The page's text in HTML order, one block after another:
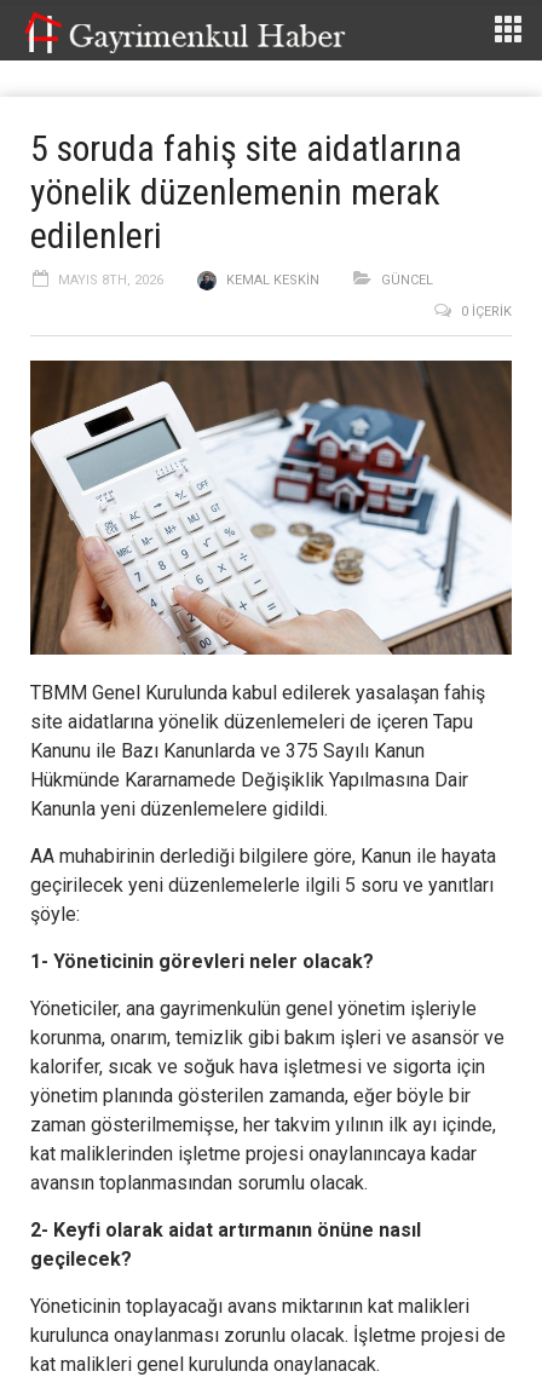
5 soruda fahiş site aidatlarına
yönelik düzenlemenin merak
edilenleri
MAYIS 8TH, 2026 KEMAL KESKIN
GÜNCEL
0 İÇERIK
TBMM Genel Kurulunda kabul edilerek yasalaşan fahiş
site aidatlarına yönelik düzenlemeleri de içeren Tapu
Kanunu ile Bazı Kanunlarda ve 375 Sayılı Kanun
Hükmünde Kararnamede Değişiklik Yapılmasına Dair
Kanunla yeni düzenlemelere gidildi.
AA muhabirinin derlediği bilgilere göre, Kanun ile hayata
geçirilecek yeni düzenlemelerle ilgili 5 soru ve yanıtları
şöyle:
1- Yöneticinin görevleri neler olacak?
Yöneticiler, ana gayrimenkulün genel yönetim işleriyle
korunma, onarım, temizlik gibi bakım işleri ve asansör ve
kalorifer, sıcak ve soğuk hava işletmesi ve sigorta için
yönetim planında gösterilen zamanda, eğer böyle bir
zaman gösterilmemişse, her takvim yılının ilk ayı içinde,
kat maliklerinden işletme projesi onaylanıncaya kadar
avansın toplanmasından sorumlu olacak.
2- Keyfi olarak aidat artırmanın önüne nasıl
geçilecek?
Yöneticinin toplayacağı avans miktarının kat malikleri
kurulunca onaylanması zorunlu olacak. İşletme projesi de
kat malikleri genel kurulunda onaylanacak.